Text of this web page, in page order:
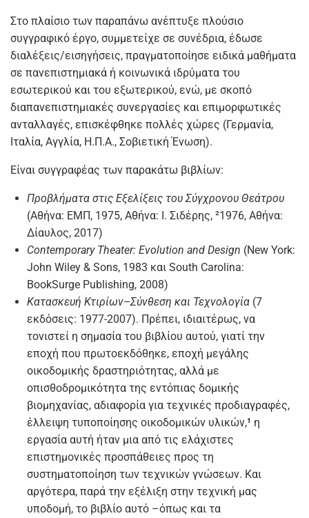
Στο πλαίσιο των παραπάνω ανέπτυξε πλούσιο
συγγραφικό έργο, συμμετείχε σε συνέδρια, έδωσε
διαλέξεις/εισηγήσεις, πραγματοποίησε ειδικά μαθήματα
σε πανεπιστημιακά ή κοινωνικά ιδρύματα του
εσωτερικού και του εξωτερικού, ενώ, με σκοπό
διαπανεπιστημιακές συνεργασίες και επιμορφωτικές
ανταλλαγές, επισκέφθηκε πολλές χώρες (Γερμανία,
Ιταλία, Αγγλία, Η.Π.Α., Σοβιετική Ένωση).
Είναι συγγραφέας των παρακάτω βιβλίων:
Προβλήματα στις Εξελίξεις του Σύγχρονου Θεάτρου
(Αθήνα: ΕΜΠ, 1975, Aθήνα: Ι. Σιδέρης, ²1976, Αθήνα:
Δίαυλος, 2017)
Contemporary Theater: Evolution and Design (New York:
John Wiley & Sons, 1983 και South Carolina:
BookSurge Publishing, 2008)
Κατασκευή Κτιρίων–Σύνθεση και Τεχνολογία (7
εκδόσεις: 1977-2007). Πρέπει, ιδιαιτέρως, να
τονιστεί η σημασία του βιβλίου αυτού, γιατί την
εποχή που πρωτοεκδόθηκε, εποχή μεγάλης
οικοδομικής δραστηριότητας, αλλά με
οπισθοδρομικότητα της εντόπιας δομικής
βιομηχανίας, αδιαφορία για τεχνικές προδιαγραφές,
έλλειψη τυποποίησης οικοδομικών υλικών,¹ η
εργασία αυτή ήταν μια από τις ελάχιστες
επιστημονικές προσπάθειες προς τη
συστηματοποίηση των τεχνικών γνώσεων. Και
αργότερα, παρά την εξέλιξη στην τεχνική μας
υποδομή, το βιβλίο αυτό –όπως και τα